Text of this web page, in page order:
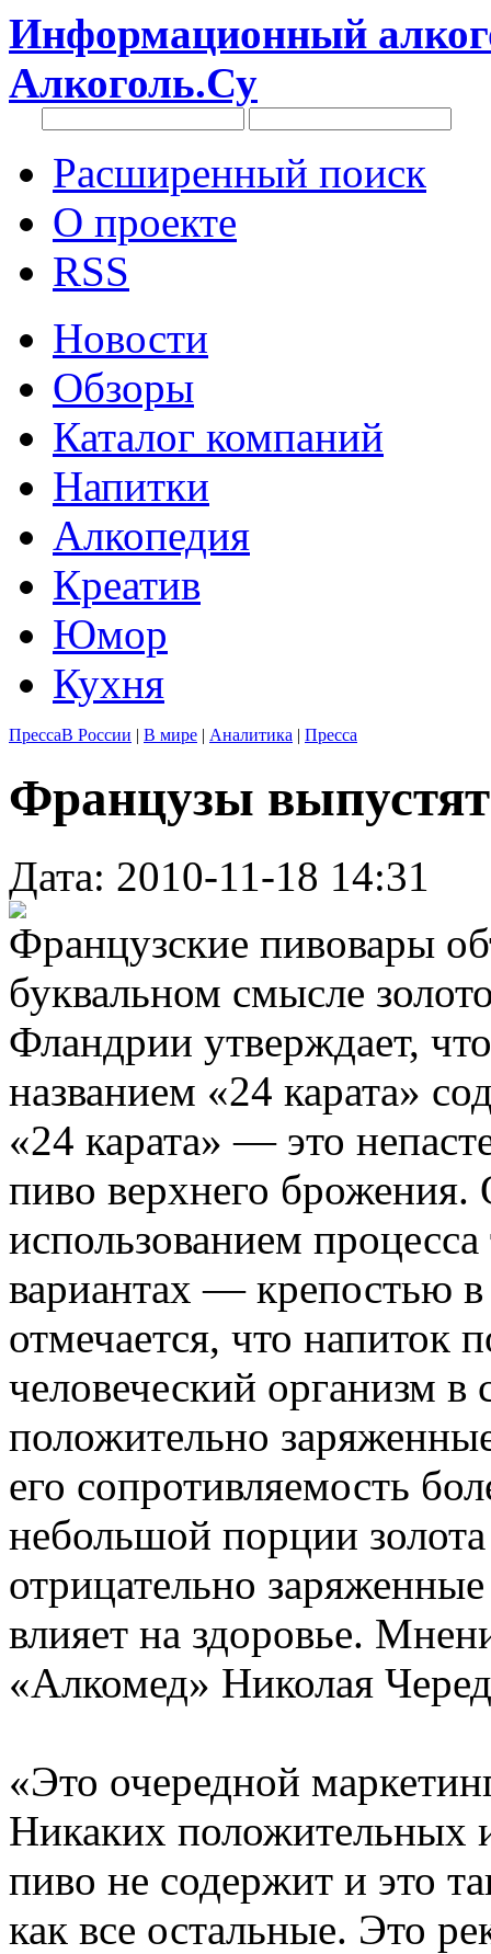
Информационный
Алкоголь.Су
Расширенный поиск
О проекте
RSS
Новости
Обзоры
Каталог компаний
Напитки
Алкопедия
Креатив
Юмор
Кухня
ПрессаВ России | В мире | Аналитика | Пресса
Французы выпустят
Дата: 2010-11-18 14:31
Французские пивовары
буквальном смысле
Фландрии утверждает,
названием «24 карата»
«24 карата» — это
пиво верхнего брожения.
использованием
вариантах — крепостью
отмечается, что напиток
человеческий организм в
положительно
его сопротивляемость
небольшой порции
отрицательно
влияет на здоровье.
«Алкомед» Николая
«Это очередной
Никаких положительных
пиво не содержит и это
как все остальные. Это